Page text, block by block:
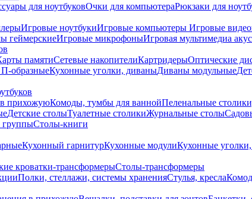
для ноутбуковОчки для компьютераРюкзаки для
Игровые ноутбукиИгровые компьютеры Игровые
геймерскиеИгровые микрофоныИгровая мультимедиа
памятиСетевые накопителиКартридерыОптические
образныеКухонные уголки, диваныДиваны модульные
прихожуюКомоды, тумбы для ваннойПеленальные
Детские столыТуалетные столикиЖурнальные столы
группыСтолы-книги
Кухонный гарнитурКухонные модулиКухонные
кроватки-трансформерыСтолы-трансформеры
Полки, стеллажи, системы храненияСтулья, кресла